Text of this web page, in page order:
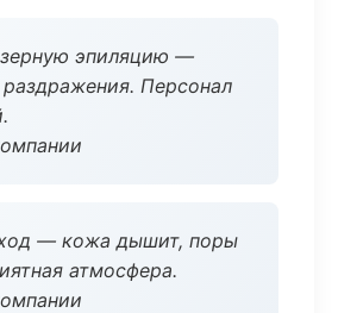
эпиляцию —
раздражения. Персонал
— кожа дышит, поры
атмосфера.